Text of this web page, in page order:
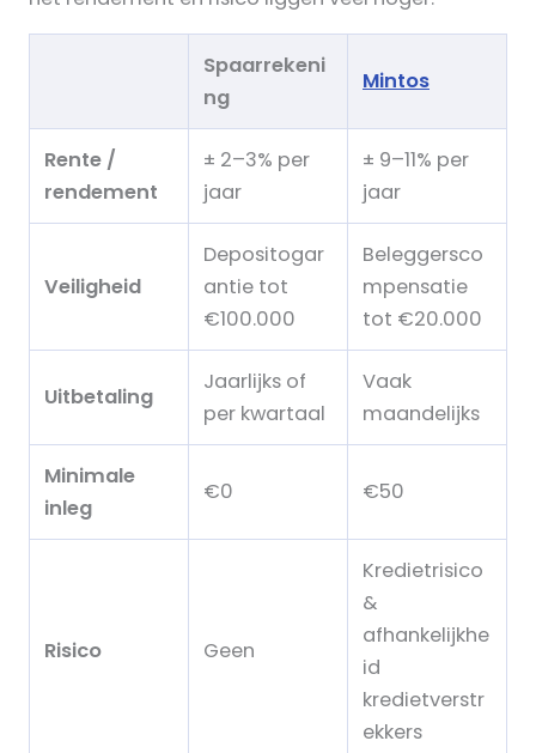
Spaarrekeni
ng
Mintos
Rente /
rendement
± 2–3% per
jaar
± 9–11% per
jaar
Veiligheid
Depositogar
antie tot
€100.000
Beleggersco
mpensatie
tot €20.000
Uitbetaling
Jaarlijks of
per kwartaal
Vaak
maandelijks
Minimale
inleg
€0 €50
Risico Geen
Kredietrisico
&
afhankelijkhe
id
kredietverstr
ekkers